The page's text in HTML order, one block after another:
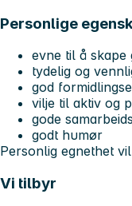
Personlige
evne til å skape
tydelig og
god
vilje til aktiv og
gode
godt humør
Personlig egnethet
Vi tilbyr